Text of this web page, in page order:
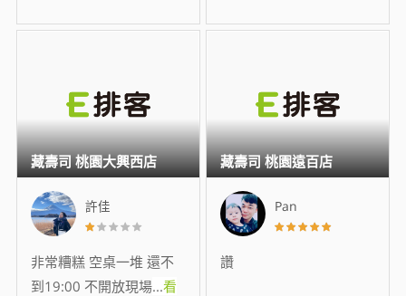
許佳
非常糟糕 空桌一堆 還不
到19:00 不開放現場...看
藏壽司 桃園大興西店
Pan
讚
藏壽司 桃園遠百店